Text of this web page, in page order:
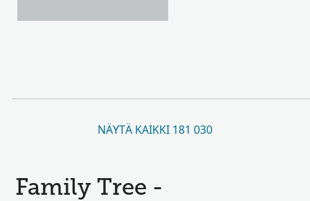
NÄYTÄ KAIKKI 181 030
Family Tree -